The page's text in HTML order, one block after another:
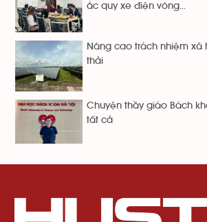
ắc quy xe điện vòng...
Nâng cao trách nhiệm xã
thải
Chuyện thầy giáo Bách
tất cả